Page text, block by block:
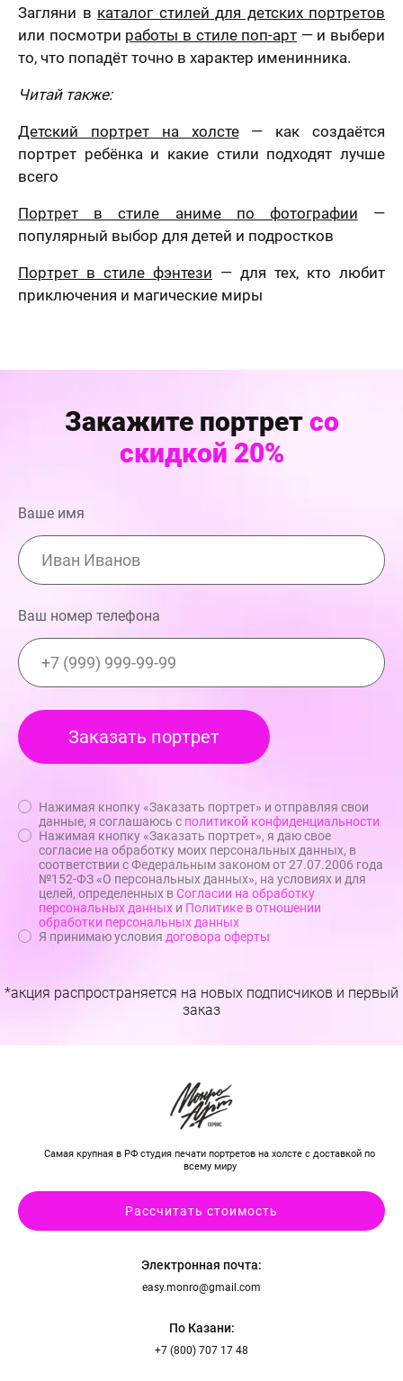
Загляни в каталог стилей для детских портретов
или посмотри работы в стиле поп-арт — и выбери
то, что попадёт точно в характер именинника.
Читай также:
Детский портрет на холсте— как создаётся
портрет ребёнка и какие стили подходят лучше
всего
Портрет в стиле аниме по фотографии —
популярный выбор для детей и подростков
Портрет в стиле фэнтези — для тех, кто любит
приключения и магические миры
Закажите портрет со
скидкой 20%
Ваше имя
Ваш номер телефона
Нажимая кнопку «Заказать портрет» и отправляя свои
данные, я соглашаюсь с политикой конфиденциальности
Нажимая кнопку «Заказать портрет», я даю свое
согласие на обработку моих персональных данных, в
соответствии с Федеральным законом от 27.07.2006 года
№152-ФЗ «О персональных данных», на условиях и для
целей, определенных вСогласии на обработку
персональных данных и Политике в отношении
обработки персональных данных
Я принимаю условия договора оферты
*акция распространяется на новых подписчиков и первый
заказ
Самая крупная в РФ студия печати портретов на холсте с доставкой по
всему миру
Рассчитать стоимость
Электронная почта:
easy.monro@gmail.com
По Казани:
+7 (800) 707 17 48